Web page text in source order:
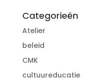
Categorieën
Atelier
beleid
CMK
cultuureducatie